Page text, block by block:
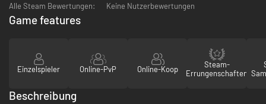
Alle Steam Bewertungen:
Keine Nutzerbewertungen
Game features
Einzelspieler Online-PvP Online-Koop
Steam-
Errungenschaften
Beschreibung